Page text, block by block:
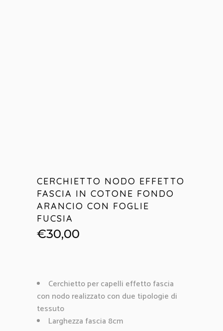
CERCHIETTO NODO EFFETTO
FASCIA IN COTONE FONDO
ARANCIO CON FOGLIE
FUCSIA
€30,00
Cerchietto per capelli effetto fascia
con nodo realizzato con due tipologie di
tessuto
Larghezza fascia 8cm